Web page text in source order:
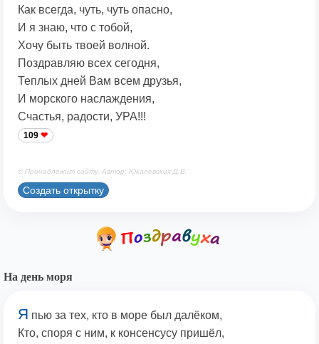
Как всегда, чуть, чуть опасно,
И я знаю, что с тобой,
Хочу быть твоей волной.
Поздравляю всех сегодня,
Теплых дней Вам всем друзья,
И морского наслаждения,
Счастья, радости, УРА!!!
109
© Принадлежит сайту. Автор: Юкалевских Д.В.
Создать открытку
На день моря
Я пью за тех, кто в море был далёком,
Кто, споря с ним, к консенсусу пришёл,